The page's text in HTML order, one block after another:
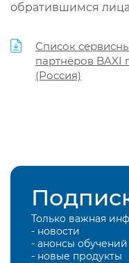
обратившимся
Список
партнёров BAXI
(Россия)
Только важная
- новости
- анонсы
- новые продукты